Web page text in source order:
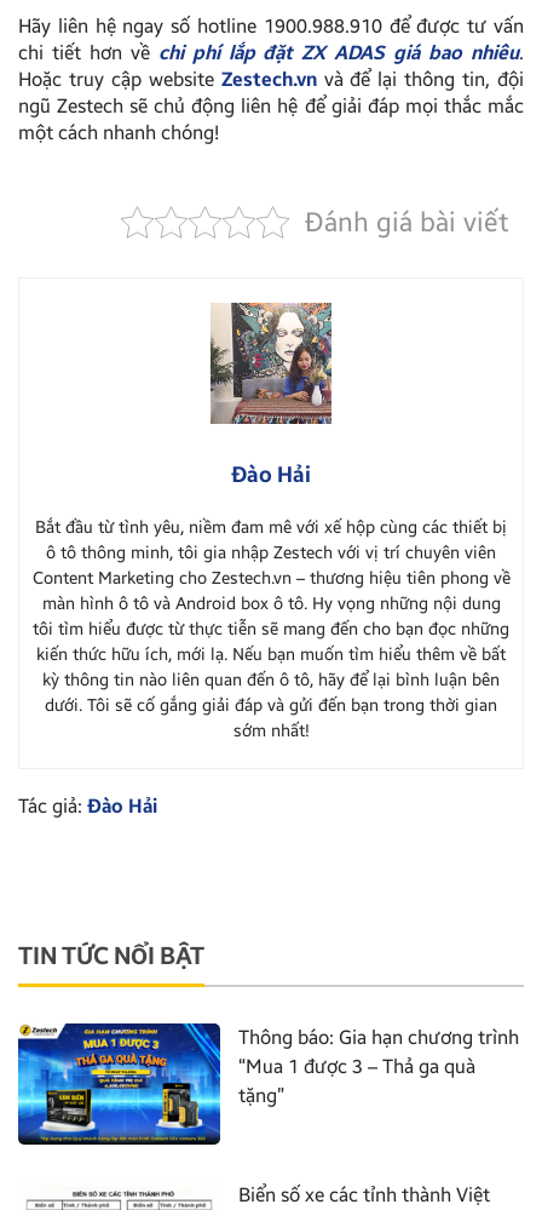
Hãy liên hệ ngay số hotline 1900.988.910 để được tư vấn
chi tiết hơn về chi phí lắp đặt ZX ADAS giá bao nhiêu.
Hoặc truy cập website Zestech.vnvà để lại thông tin, đội
ngũ Zestech sẽ chủ động liên hệ để giải đáp mọi thắc mắc
một cách nhanh chóng!
Đánh giá bài viết
Đào Hải
Bắt đầu từ tình yêu, niềm đam mê với xế hộp cùng các thiết bị
ô tô thông minh, tôi gia nhập Zestech với vị trí chuyên viên
Content Marketing cho Zestech.vn – thương hiệu tiên phong về
màn hình ô tô và Android box ô tô. Hy vọng những nội dung
tôi tìm hiểu được từ thực tiễn sẽ mang đến cho bạn đọc những
kiến thức hữu ích, mới lạ. Nếu bạn muốn tìm hiểu thêm về bất
kỳ thông tin nào liên quan đến ô tô, hãy để lại bình luận bên
dưới. Tôi sẽ cố gắng giải đáp và gửi đến bạn trong thời gian
sớm nhất!
Tác giả: Đào Hải
TIN TỨC NỔI BẬT
Thông báo: Gia hạn chương trình
“Mua 1 được 3 – Thả ga quà
tặng”
Biển số xe các tỉnh thành Việt